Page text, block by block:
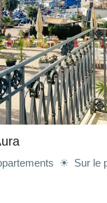
☀ Sur le